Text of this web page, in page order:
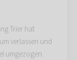
Trier hat
verlassen und
umgezogen.